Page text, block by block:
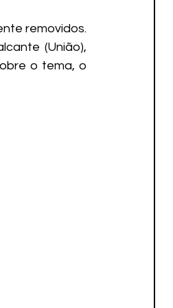
removidos.
(União),
o tema, o